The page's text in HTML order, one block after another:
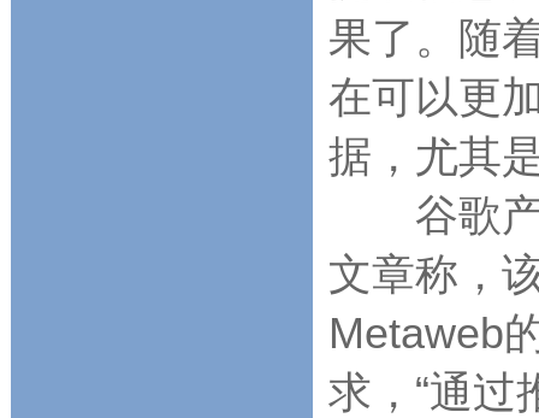
果了。随
在可以更
据，尤其
谷歌产
文章称，
Metaweb
求，“通过